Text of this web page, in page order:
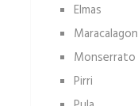
Elmas
Monserrato
Pirri